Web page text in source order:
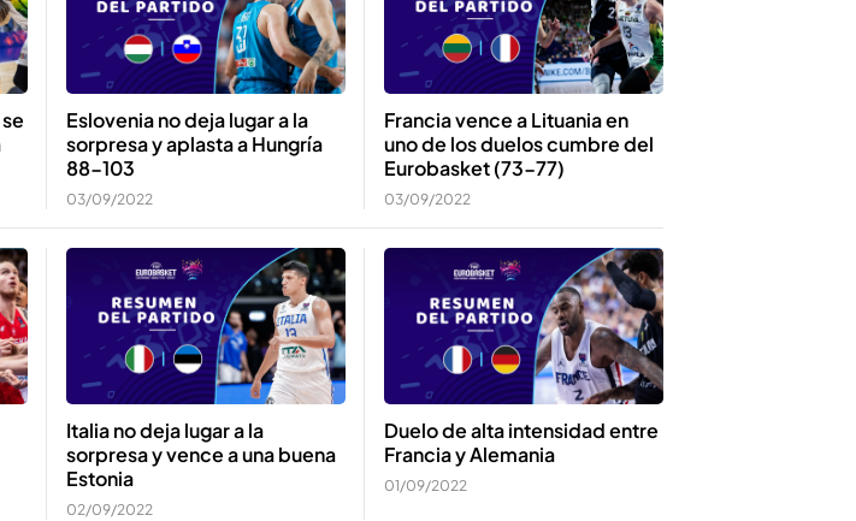
Eslovenia no deja lugar a la
sorpresa y aplasta a Hungría
88-103
03/09/2022
Francia vence a Lituania en
uno de los duelos cumbre del
Eurobasket (73-77)
03/09/2022
Italia no deja lugar a la
sorpresa y vence a una buena
Estonia
02/09/2022
Duelo de alta intensidad entre
Francia y Alemania
01/09/2022